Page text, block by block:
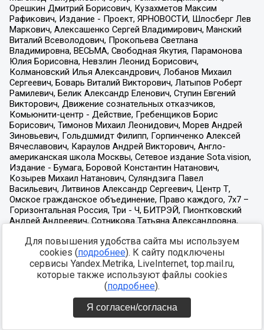
Для повышения удобства сайта мы используем
cookies (подробнее). К сайту подключены
сервисы Yandex.Metrika, LiveInternet, top.mail.ru,
которые также используют файлы cookies
(подробнее).
Я согласен/согласна